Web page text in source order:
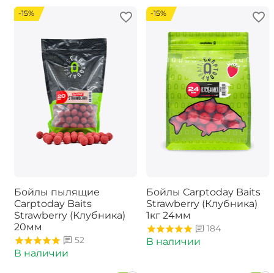
-15%
Бойлы пылящие
Carptoday Baits
Strawberry (Клубника)
20мм
52
В наличии
-15%
Бойлы Carptoday Baits
Strawberry (Клубника)
1кг 24мм
184
В наличии